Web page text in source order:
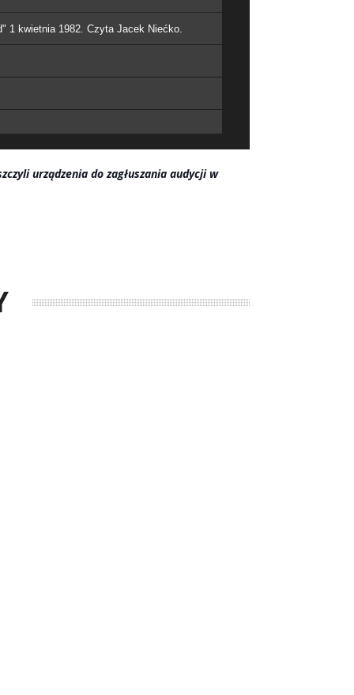
1 kwietnia 1982. Czyta Jacek Niećko.
urządzenia do zagłuszania audycji w